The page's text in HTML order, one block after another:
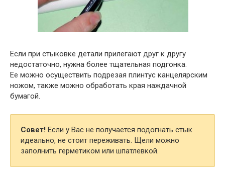
Если при стыковке детали прилегают друг к другу
недостаточно, нужна более тщательная подгонка.
Ее можно осуществить подрезая плинтус канцелярским
ножом, также можно обработать края наждачной
бумагой.
Совет! Если у Вас не получается подогнать стык
идеально, не стоит переживать. Щели можно
заполнить герметиком или шпатлевкой.